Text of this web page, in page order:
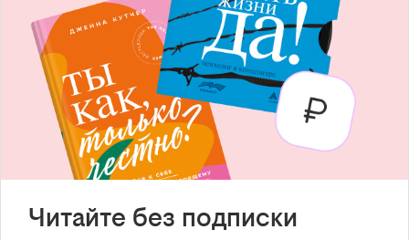
Читайте без подписки